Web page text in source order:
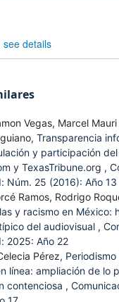
see details
Vegas, Marcel
Transparencia
y participación
y TexasTribune.org ,
Núm. 25 (2016): Año 13
Ramos, Rodrigo
y racismo en México:
del audiovisual ,
2025: Año 22
Pérez,
línea: ampliación de lo
contenciosa ,